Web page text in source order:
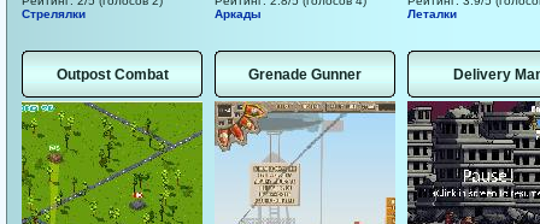
Стрелялки
Аркады
Леталки
Outpost Combat Grenade Gunner Delivery